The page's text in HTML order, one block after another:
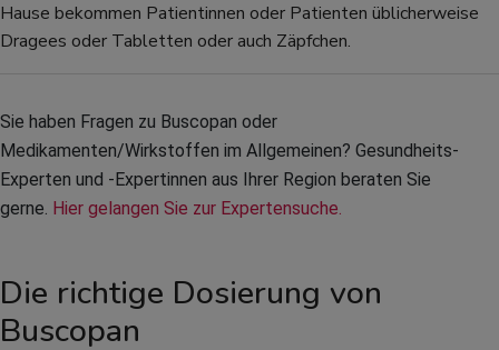
Hause bekommen Patientinnen oder Patienten üblicherweise
Dragees oder Tabletten oder auch Zäpfchen.
Sie haben Fragen zu Buscopan oder
Medikamenten/Wirkstoffen im Allgemeinen? Gesundheits-
Experten und -Expertinnen aus Ihrer Region beraten Sie
gerne. Hier gelangen Sie zur Expertensuche.
Die richtige Dosierung von
Buscopan